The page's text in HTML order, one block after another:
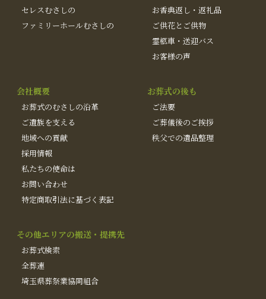
セレスむさしの
ファミリーホールむさしの
お香典返し・返礼品
ご供花とご供物
霊柩車・送迎バス
お客様の声
会社概要
お葬式のむさしの沿革
ご遺族を支える
地域への貢献
採用情報
私たちの使命は
お問い合わせ
特定商取引法に基づく表記
お葬式の後も
ご法要
ご葬儀後のご挨拶
秩父での遺品整理
その他エリアの搬送・提携先
お葬式検索
全葬連
埼玉県葬祭業協同組合